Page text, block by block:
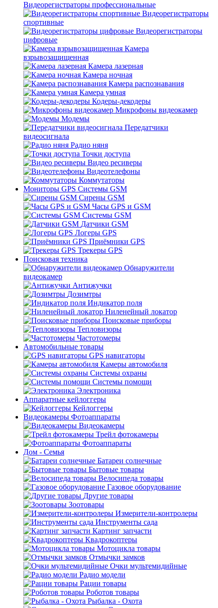
Видеорегистраторы профессиональные
Видеорегистраторы
спортивные
Видеорегистраторы
цифровые
Камера
взрывозащищенная
Камера лазерная
Камера ночная
Камера распознавания
Камера умная
Кодеры-декодеры
Микрофоны видеокамер
Модемы
Передатчики
видеосигнала
Радио няня
Точки доступа
Видео ресиверы
Видеотелефоны
Коммутаторы
Мониторы GPS Системы GSM
Сирены GSM
Часы GPS и GSM
Системы GSM
Датчики GSM
Логеры GPS
Приёмники GPS
Трекеры GPS
Поисковая техника
Обнаружители
видеокамер
Антижучки
Дозимтры
Индикатор поля
Ниленейный локатор
Поисковые приборы
Тепловизоры
Частотомеры
Автомобильные товары
GPS навигаторы
Камеры автомобиля
Системы охраны
Системы помощи
Электроника
Аппаратные кейлоггеры
Кейлоггеры
Видеокамеры Фотоаппараты
Видеокамеры
Трейл фотокамеры
Фотоаппараты
Дом - Семья
Батареи солнечные
Бытовые товары
Велосипеда товары
Газовое оборудование
Другие товары
Зоотовары
Измерители-контролеры
Инструменты сада
Картинг запчасти
Квадрокоптеры
Мотоцикла товары
Отмычки замков
Очки мультемидийные
Радио модели
Рации товары
Роботов товары
Рыбалка - Охота